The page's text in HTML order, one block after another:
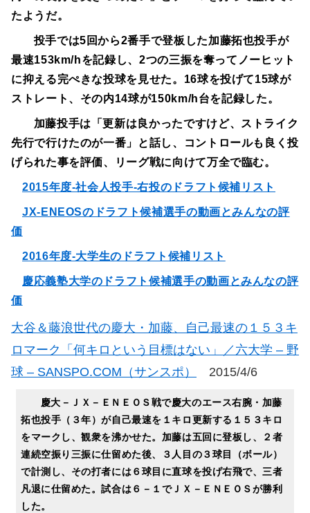
たようだ。
投手では5回から2番手で登板した加藤拓也投手が
最速153km/hを記録し、2つの三振を奪ってノーヒット
に抑える完ぺきな投球を見せた。16球を投げて15球が
ストレート、その内14球が150km/h台を記録した。
加藤投手は「更新は良かったですけど、ストライク
先行で行けたのが一番」と話し、コントロールも良く投
げられた事を評価、リーグ戦に向けて万全で臨む。
2015年度-社会人投手-右投のドラフト候補リスト
JX-ENEOSのドラフト候補選手の動画とみんなの評
価
2016年度-大学生のドラフト候補リスト
慶応義塾大学のドラフト候補選手の動画とみんなの評
価
大谷＆藤浪世代の慶大・加藤、自己最速の１５３キ
ロマーク「何キロという目標はない」／六大学 – 野
球 – SANSPO.COM（サンスポ）
2015/4/6
慶大－ＪＸ－ＥＮＥＯＳ戦で慶大のエース右腕・加藤
拓也投手（３年）が自己最速を１キロ更新する１５３キロ
をマークし、観衆を沸かせた。加藤は五回に登板し、２者
連続空振り三振に仕留めた後、３人目の３球目（ボール）
で計測し、その打者には６球目に直球を投げ右飛で、三者
凡退に仕留めた。試合は６－１でＪＸ－ＥＮＥＯＳが勝利
した。